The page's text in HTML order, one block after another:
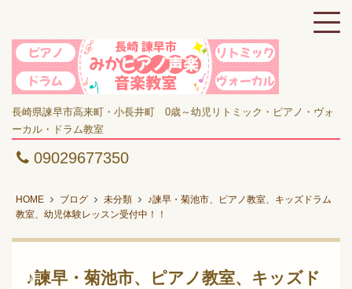
長崎県諫早市高来町・小長井町 0歳～幼児リトミック・ピアノ・ヴォ
ーカル・ドラム教室
09029677350
HOME ブログ 未分類
♪諫早・菊池市、ピアノ教室、キッズドラム
教室、幼児体験レッスン受付中！！
♪諫早・菊池市、ピアノ教室、キッズド